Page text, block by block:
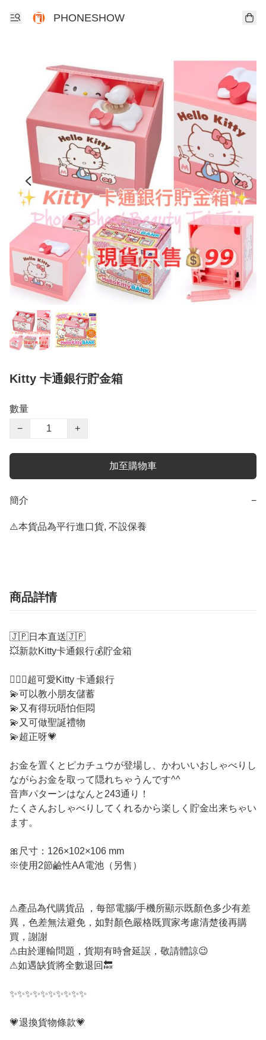
PHONESHOW
Kitty 卡通銀行貯金箱
數量
−
+
加至購物車
簡介 −
⚠️本貨品為平行進口貨, 不設保養
商品詳情
🇯🇵日本直送🇯🇵
💥新款Kitty卡通銀行💰貯金箱
🙋🏻‍♀️超可愛Kitty 卡通銀行
💫可以教小朋友儲蓄
💫又有得玩唔怕佢悶
💫又可做聖誕禮物
💫超正呀💗
お金を置くとピカチュウが登場し、かわいいおしゃべりし
ながらお金を取って隠れちゃうんです^^
音声パターンはなんと243通り！
たくさんおしゃべりしてくれるから楽しく貯金出来ちゃい
ます。
🎀尺寸：126×102×106 mm
※使用2節鹼性AA電池（另售）
⚠產品為代購貨品 ，每部電腦/手機所顯示既顏色多少有差
異，色差無法避免，如對顏色嚴格既買家考慮清楚後再購
買，謝謝
⚠由於運輸問題，貨期有時會延誤，敬請體諒😉
⚠如遇缺貨將全數退回🔙
✨✨✨✨✨✨✨✨✨✨
💗退換貨物條款💗